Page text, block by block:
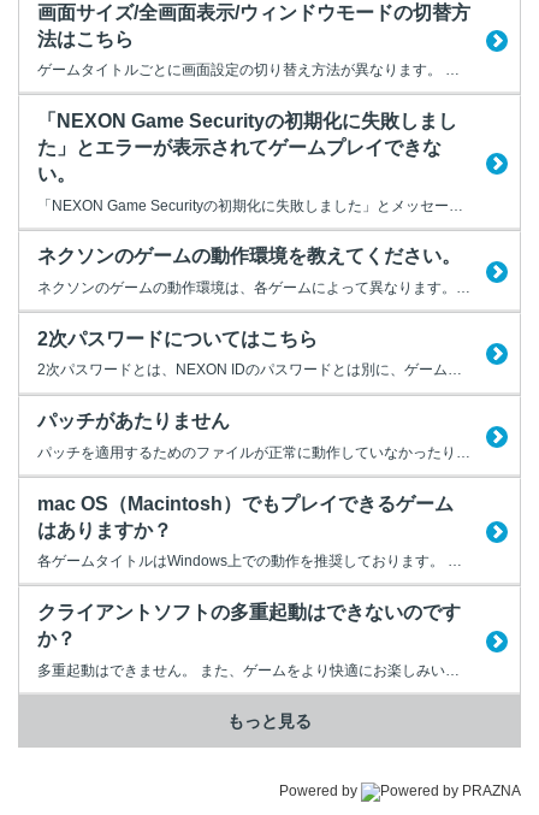
画面サイズ/全画面表示/ウィンドウモードの切替方
法はこちら
ゲームタイトルごとに画面設定の切り替え方法が異なります。 お使いのゲームタイトルをご選択ください。
「NEXON Game Securityの初期化に失敗しまし
た」とエラーが表示されてゲームプレイできな
い。
ネクソンのゲームの動作環境を教えてください。
ネクソンのゲームの動作環境は、各ゲームによって異なります。 各ゲーム公式サイトより、動作環境をご確認ください。 【[メイプルストーリー]ゲームダウンロード】 https://maplestory.nexon.co.jp/gameguide/gamestart/download/ 【[アラド戦記] ゲームダウンロード】 https://arad.nexon.co.jp/l...
2次パスワードについてはこちら
2次パスワードとは、NEXON IDのパスワードとは別に、ゲームタイトルごとに、もう一つ設定いただく専用のパスワードです。 2次パスワード関連FAQについては、下記より確認したいゲームタイトルをご選択ください。 ※2次パスワードが存在しないゲームタイトルもあります。
パッチがあたりません
mac OS（Macintosh）でもプレイできるゲーム
はありますか？
各ゲームタイトルはWindows上での動作を推奨しております。 Mac OSの環境でWindowsを動作させることもできますが、 それによって生じる症状や不具合等について、弊社では一切の対応を いたしかねます。 それぞれの動作環境につきましては、以下より、各ゲーム公式サイトを ご確認ください。 【NEXONポータルサイト】 https://jp.nexon....
クライアントソフトの多重起動はできないのです
か？
もっと見る
Powered by